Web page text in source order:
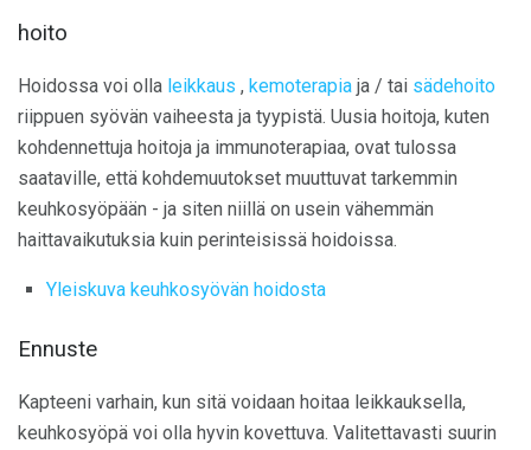
hoito
Hoidossa voi olla leikkaus , kemoterapia ja / tai sädehoito
riippuen syövän vaiheesta ja tyypistä. Uusia hoitoja, kuten
kohdennettuja hoitoja ja immunoterapiaa, ovat tulossa
saataville, että kohdemuutokset muuttuvat tarkemmin
keuhkosyöpään - ja siten niillä on usein vähemmän
haittavaikutuksia kuin perinteisissä hoidoissa.
Yleiskuva keuhkosyövän hoidosta
Ennuste
Kapteeni varhain, kun sitä voidaan hoitaa leikkauksella,
keuhkosyöpä voi olla hyvin kovettuva. Valitettavasti suurin